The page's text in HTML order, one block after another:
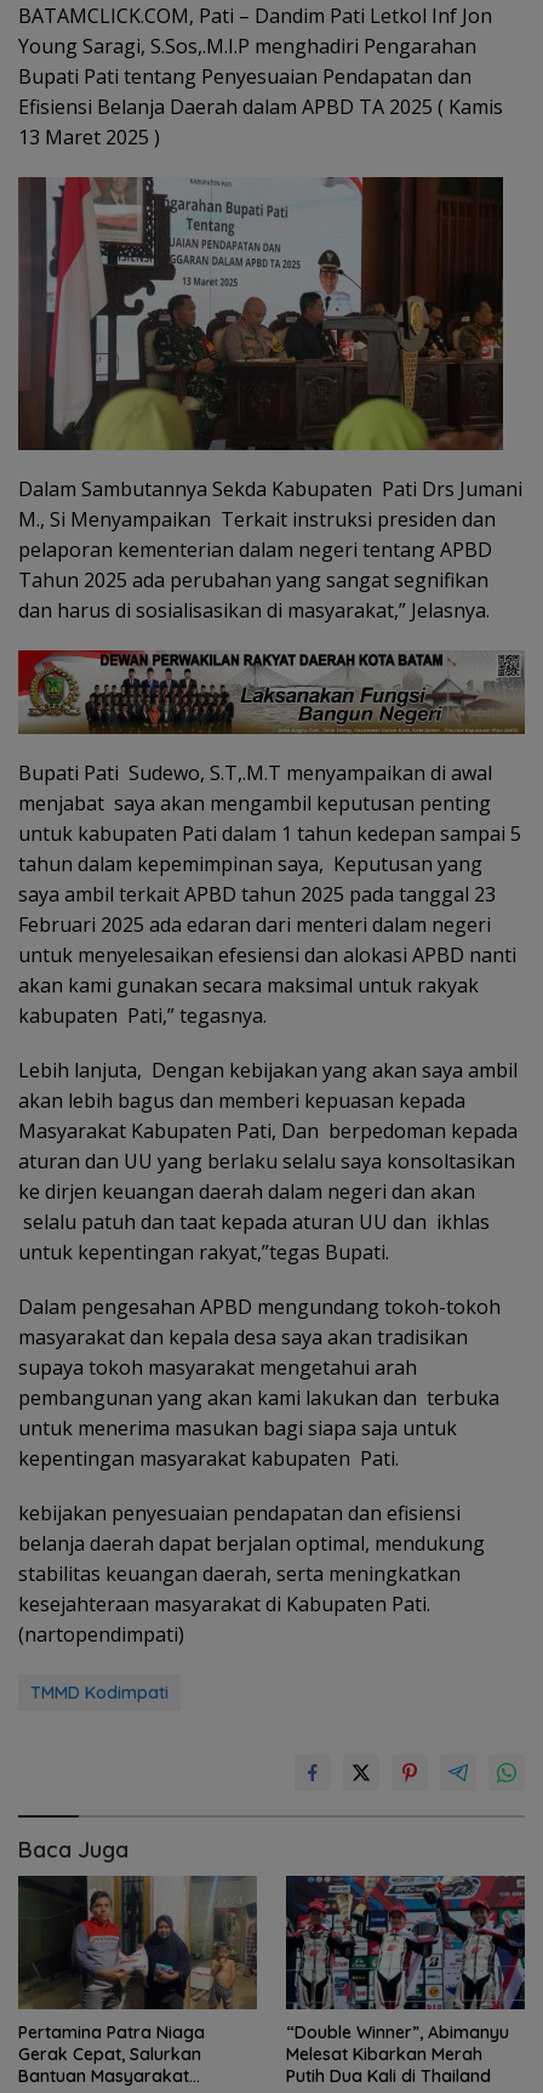
BATAMCLICK.COM, Pati – Dandim Pati Letkol Inf Jon
Young Saragi, S.Sos,.M.I.P menghadiri Pengarahan
Bupati Pati tentang Penyesuaian Pendapatan dan
Efisiensi Belanja Daerah dalam APBD TA 2025 ( Kamis
13 Maret 2025 )
Dalam Sambutannya Sekda Kabupaten Pati Drs Jumani
M., Si Menyampaikan Terkait instruksi presiden dan
pelaporan kementerian dalam negeri tentang APBD
Tahun 2025 ada perubahan yang sangat segnifikan
dan harus di sosialisasikan di masyarakat,” Jelasnya.
Bupati Pati Sudewo, S.T,.M.T menyampaikan di awal
menjabat saya akan mengambil keputusan penting
untuk kabupaten Pati dalam 1 tahun kedepan sampai 5
tahun dalam kepemimpinan saya, Keputusan yang
saya ambil terkait APBD tahun 2025 pada tanggal 23
Februari 2025 ada edaran dari menteri dalam negeri
untuk menyelesaikan efesiensi dan alokasi APBD nanti
akan kami gunakan secara maksimal untuk rakyak
kabupaten Pati,” tegasnya.
Lebih lanjuta, Dengan kebijakan yang akan saya ambil
akan lebih bagus dan memberi kepuasan kepada
Masyarakat Kabupaten Pati, Dan berpedoman kepada
aturan dan UU yang berlaku selalu saya konsoltasikan
ke dirjen keuangan daerah dalam negeri dan akan
selalu patuh dan taat kepada aturan UU dan ikhlas
untuk kepentingan rakyat,”tegas Bupati.
Dalam pengesahan APBD mengundang tokoh-tokoh
masyarakat dan kepala desa saya akan tradisikan
supaya tokoh masyarakat mengetahui arah
pembangunan yang akan kami lakukan dan terbuka
untuk menerima masukan bagi siapa saja untuk
kepentingan masyarakat kabupaten Pati.
kebijakan penyesuaian pendapatan dan efisiensi
belanja daerah dapat berjalan optimal, mendukung
stabilitas keuangan daerah, serta meningkatkan
kesejahteraan masyarakat di Kabupaten Pati.
(nartopendimpati)
TMMD Kodimpati
Baca Juga
Pertamina Patra Niaga
Gerak Cepat, Salurkan
Bantuan Masyarakat
“Double Winner”, Abimanyu
Melesat Kibarkan Merah
Putih Dua Kali di Thailand